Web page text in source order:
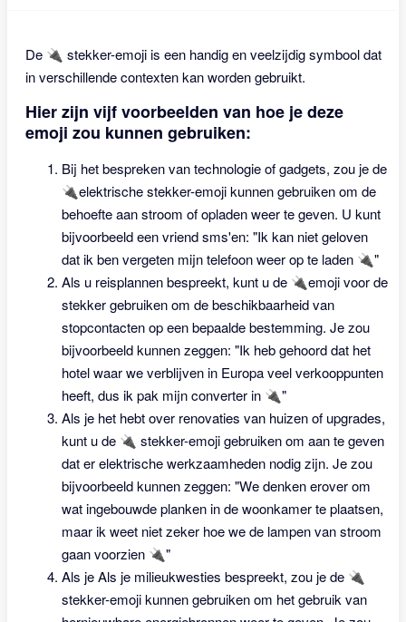
De 🔌 stekker-emoji is een handig en veelzijdig symbool dat
in verschillende contexten kan worden gebruikt.
Hier zijn vijf voorbeelden van hoe je deze
emoji zou kunnen gebruiken:
Bij het bespreken van technologie of gadgets, zou je de
🔌elektrische stekker-emoji kunnen gebruiken om de
behoefte aan stroom of opladen weer te geven. U kunt
bijvoorbeeld een vriend sms'en: "Ik kan niet geloven
dat ik ben vergeten mijn telefoon weer op te laden 🔌"
Als u reisplannen bespreekt, kunt u de 🔌emoji voor de
stekker gebruiken om de beschikbaarheid van
stopcontacten op een bepaalde bestemming. Je zou
bijvoorbeeld kunnen zeggen: "Ik heb gehoord dat het
hotel waar we verblijven in Europa veel verkooppunten
heeft, dus ik pak mijn converter in 🔌"
Als je het hebt over renovaties van huizen of upgrades,
kunt u de 🔌 stekker-emoji gebruiken om aan te geven
dat er elektrische werkzaamheden nodig zijn. Je zou
bijvoorbeeld kunnen zeggen: "We denken erover om
wat ingebouwde planken in de woonkamer te plaatsen,
maar ik weet niet zeker hoe we de lampen van stroom
gaan voorzien 🔌"
Als je Als je milieukwesties bespreekt, zou je de 🔌
stekker-emoji kunnen gebruiken om het gebruik van